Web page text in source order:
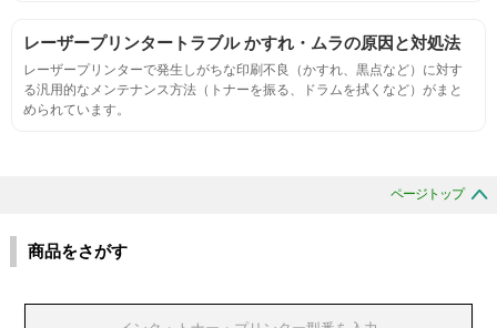
生涯印刷
レーザープリンタートラブル かすれ・ムラの原因と対処法
レーザープリンターで発生しがちな印刷不良（かすれ、黒点など）に対す
る汎用的なメンテナンス方法（トナーを振る、ドラムを拭くなど）がまと
められています。
ページトップ
商品をさがす